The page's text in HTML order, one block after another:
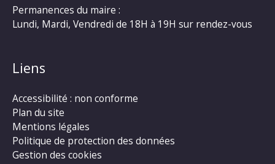
Permanences du maire :
Lundi, Mardi, Vendredi de 18H à 19H sur rendez-vous
Liens
Accessibilité : non conforme
Plan du site
Mentions légales
Politique de protection des données
Gestion des cookies